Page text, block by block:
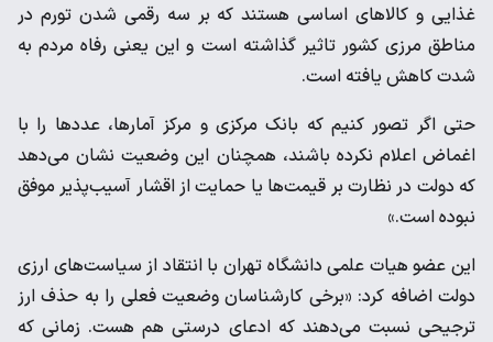
غذایی و کالا‌های اساسی هستند که بر سه رقمی شدن تورم در
مناطق مرزی کشور تاثیر گذاشته است و این یعنی رفاه مردم به
شدت کاهش یافته است.
حتی اگر تصور کنیم که بانک مرکزی و مرکز آمارها، عدد‌ها را با
اغماض اعلام نکرده باشند، همچنان این وضعیت نشان می‌دهد
که دولت در نظارت بر قیمت‌ها یا حمایت از اقشار آسیب‌پذیر موفق
نبوده است.»
این عضو هیات علمی دانشگاه تهران با انتقاد از سیاست‌های ارزی
دولت اضافه کرد: «برخی کارشناسان وضعیت فعلی را به حذف ارز
ترجیحی نسبت می‌دهند که ادعای درستی هم هست. زمانی که